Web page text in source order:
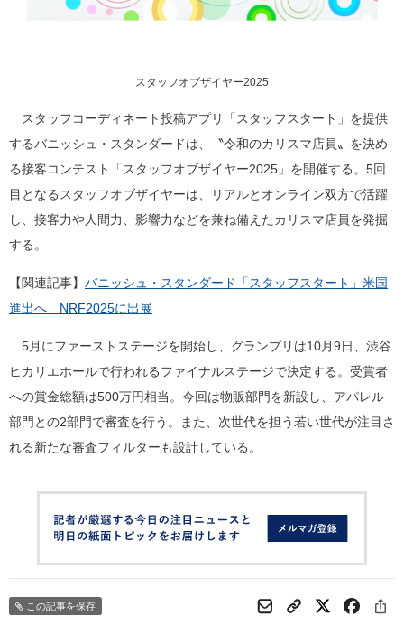
スタッフオブザイヤー2025
スタッフコーディネート投稿アプリ「スタッフスタート」を提供
するバニッシュ・スタンダードは、〝令和のカリスマ店員〟を決め
る接客コンテスト「スタッフオブザイヤー2025」を開催する。5回
目となるスタッフオブザイヤーは、リアルとオンライン双方で活躍
し、接客力や人間力、影響力などを兼ね備えたカリスマ店員を発掘
する。
【関連記事】 バニッシュ・スタンダード「スタッフスタート」米国
進出へ NRF2025に出展
5月にファーストステージを開始し、グランプリは10月9日、渋谷
ヒカリエホールで行われるファイナルステージで決定する。受賞者
への賞金総額は500万円相当。今回は物販部門を新設し、アパレル
部門との2部門で審査を行う。また、次世代を担う若い世代が注目さ
れる新たな審査フィルターも設計している。
この記事を保存